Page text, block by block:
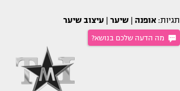
תגיות: אופנה שיער עיצוב שיער
מה הדעה שלכם בנושא?